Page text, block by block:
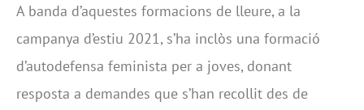
A banda d’aquestes formacions de lleure, a la
campanya d’estiu 2021, s’ha inclòs una formació
d’autodefensa feminista per a joves, donant
resposta a demandes que s’han recollit des de